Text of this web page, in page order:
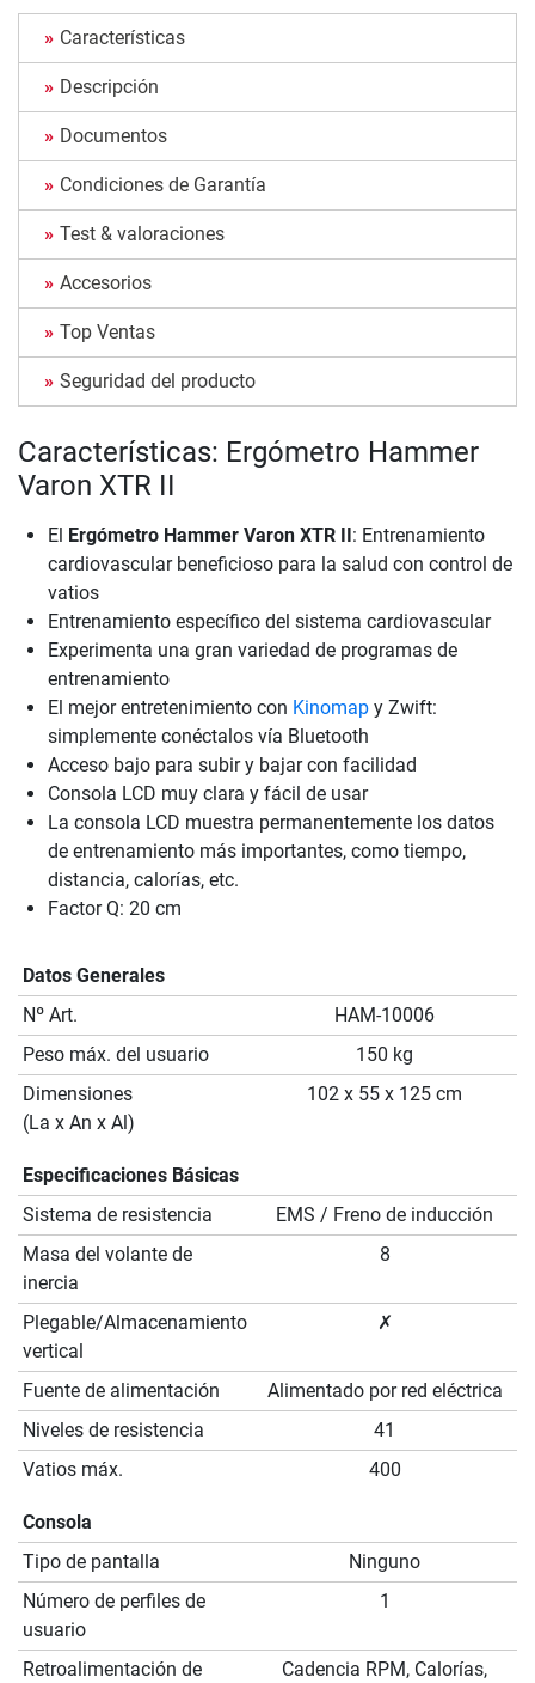
Características
Descripción
Documentos
Condiciones de Garantía
Test & valoraciones
Accesorios
Top Ventas
Seguridad del producto
Características: Ergómetro Hammer
Varon XTR II
El Ergómetro Hammer Varon XTR II: Entrenamiento
cardiovascular beneficioso para la salud con control de
vatios
Entrenamiento específico del sistema cardiovascular
Experimenta una gran variedad de programas de
entrenamiento
El mejor entretenimiento con Kinomap y Zwift:
simplemente conéctalos vía Bluetooth
Acceso bajo para subir y bajar con facilidad
Consola LCD muy clara y fácil de usar
La consola LCD muestra permanentemente los datos
de entrenamiento más importantes, como tiempo,
distancia, calorías, etc.
Factor Q: 20 cm
Datos Generales
Nº Art.
HAM-10006
Peso máx. del usuario
150 kg
Dimensiones
(La x An x Al)
102 x 55 x 125 cm
Especificaciones Básicas
Sistema de resistencia
EMS / Freno de inducción
Masa del volante de
inercia
8
Plegable/Almacenamiento
vertical
✗
Fuente de alimentación
Alimentado por red eléctrica
Niveles de resistencia
41
Vatios máx.
400
Consola
Tipo de pantalla
Ninguno
Número de perfiles de
usuario
1
Retroalimentación de Cadencia RPM, Calorías,